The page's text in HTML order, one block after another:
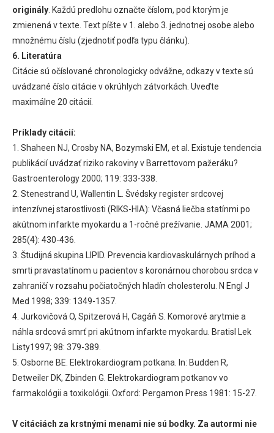
originály . Každú predlohu označte číslom, pod ktorým je
zmienená v texte. Text píšte v 1. alebo 3. jednotnej osobe alebo
množnému číslu (zjednotiť podľa typu článku).
6. Literatúra
Citácie sú očíslované chronologicky odvážne, odkazy v texte sú
uvádzané číslo citácie v okrúhlych zátvorkách. Uveďte
maximálne 20 citácií.
Príklady citácií:
1. Shaheen NJ, Crosby NA, Bozymski EM, et al. Existuje tendencia
publikácií uvádzať riziko rakoviny v Barrettovom pažeráku?
Gastroenterology 2000; 119: 333-338.
2. Stenestrand U, Wallentin L. Švédsky register srdcovej
intenzívnej starostlivosti (RIKS-HIA): Včasná liečba statínmi po
akútnom infarkte myokardu a 1-ročné prežívanie. JAMA 2001;
285(4): 430-436.
3. Študijná skupina LIPID. Prevencia kardiovaskulárnych príhod a
smrti pravastatínom u pacientov s koronárnou chorobou srdca v
zahraničí v rozsahu počiatočných hladín cholesterolu. N Engl J
Med 1998; 339: 1349-1357.
4. Jurkovičová O, Spitzerová H, Cagáň S. Komorové arytmie a
náhla srdcová smrť pri akútnom infarkte myokardu. Bratisl Lek
Listy1997; 98: 379-389.
5. Osborne BE. Elektrokardiogram potkana. In: Budden R,
Detweiler DK, Zbinden G. Elektrokardiogram potkanov vo
farmakológii a toxikológii. Oxford: Pergamon Press 1981: 15-27.
V citáciách za krstnými menami nie sú bodky. Za autormi nie